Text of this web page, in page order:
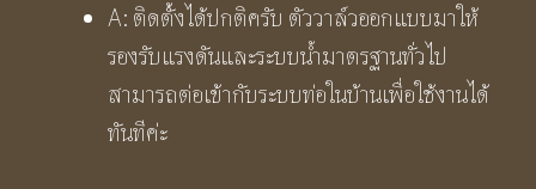
A: ติดตั้งได้ปกติครับ ตัววาล์วออกแบบมาให้
รองรับแรงดันและระบบน้ำมาตรฐานทั่วไป
สามารถต่อเข้ากับระบบท่อในบ้านเพื่อใช้งานได้
ทันทีค่ะ